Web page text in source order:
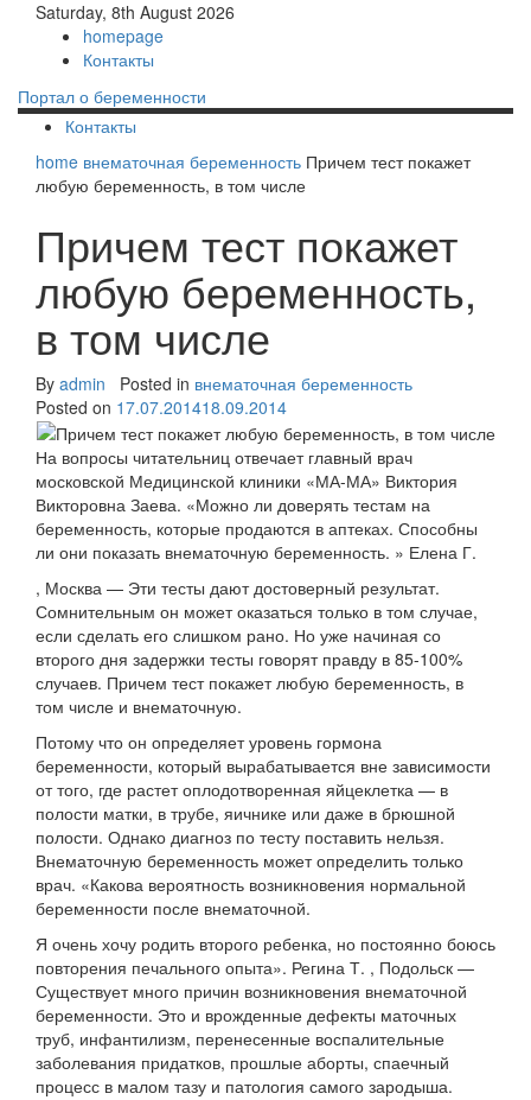
Saturday, 8th August 2026
homepage
Контакты
Портал о беременности
Контакты
home внематочная беременность Причем тест покажет
любую беременность, в том числе
Причем тест покажет
любую беременность,
в том числе
By admin Posted in внематочная беременность
Posted on 17.07.201418.09.2014
На вопросы читательниц отвечает главный врач
московской Медицинской клиники «МА-МА» Виктория
Викторовна Заева. «Можно ли доверять тестам на
беременность, которые продаются в аптеках. Способны
ли они показать внематочную беременность. » Елена Г.
, Москва — Эти тесты дают достоверный результат.
Сомнительным он может оказаться только в том случае,
если сделать его слишком рано. Но уже начиная со
второго дня задержки тесты говорят правду в 85-100%
случаев. Причем тест покажет любую беременность, в
том числе и внематочную.
Потому что он определяет уровень гормона
беременности, который вырабатывается вне зависимости
от того, где растет оплодотворенная яйцеклетка — в
полости матки, в трубе, яичнике или даже в брюшной
полости. Однако диагноз по тесту поставить нельзя.
Внематочную беременность может определить только
врач. «Какова вероятность возникновения нормальной
беременности после внематочной.
Я очень хочу родить второго ребенка, но постоянно боюсь
повторения печального опыта». Регина Т. , Подольск —
Существует много причин возникновения внематочной
беременности. Это и врожденные дефекты маточных
труб, инфантилизм, перенесенные воспалительные
заболевания придатков, прошлые аборты, спаечный
процесс в малом тазу и патология самого зародыша.